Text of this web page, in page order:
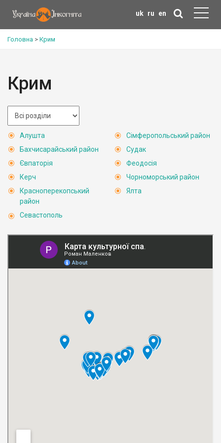
uk ru en
Головна > Крим
Крим
Алушта
Бахчисарайський район
Євпаторія
Керч
Красноперекопський
район
Севастополь
Сімферопольський район
Судак
Феодосія
Чорноморський район
Ялта